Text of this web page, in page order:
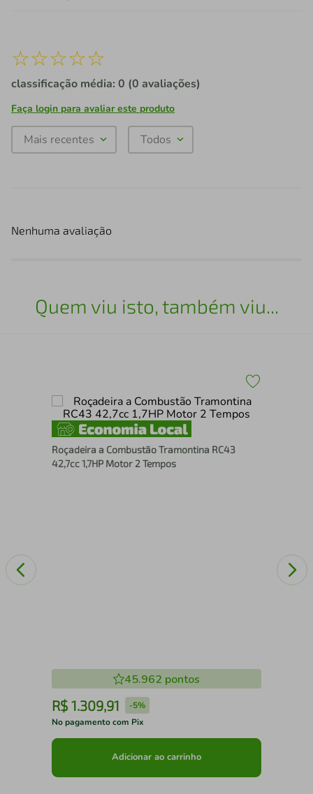
☆☆☆☆☆
classificação média: 0 (0 avaliações)
Faça login para avaliar este produto
Mais recentes Todos
Nenhuma avaliação
Quem viu isto, também viu...
Roçadeira a Combustão Tramontina RC43
42,7cc 1,7HP Motor 2 Tempos
45.962 pontos
R$ 1.309,91 -5%
No pagamento com Pix
Adicionar ao carrinho